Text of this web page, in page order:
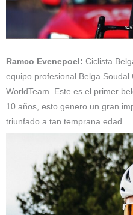
Ramco Evenepoel: Ciclista
equipo profesional Belga Soudal
WorldTeam. Este es el primer
10 años, esto genero un gran
triunfado a tan temprana edad.